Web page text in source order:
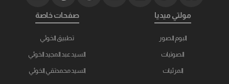
مولتي ميديا
البوم الصور
الصوتيات
المرئيات
صفحات خاصة
تطبيق الخوئي
السيد عبد المجيد الخوئي
السيد محمدتقي الخوئي